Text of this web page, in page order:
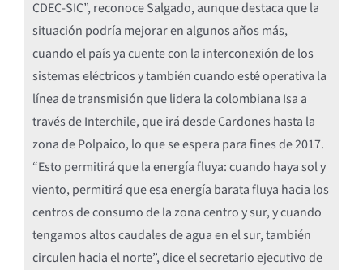
CDEC-SIC”, reconoce Salgado, aunque destaca que la
situación podría mejorar en algunos años más,
cuando el país ya cuente con la interconexión de los
sistemas eléctricos y también cuando esté operativa la
línea de transmisión que lidera la colombiana Isa a
través de Interchile, que irá desde Cardones hasta la
zona de Polpaico, lo que se espera para fines de 2017.
“Esto permitirá que la energía fluya: cuando haya sol y
viento, permitirá que esa energía barata fluya hacia los
centros de consumo de la zona centro y sur, y cuando
tengamos altos caudales de agua en el sur, también
circulen hacia el norte”, dice el secretario ejecutivo de